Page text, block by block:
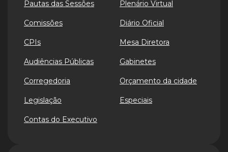
Pautas das Sessões
Comissões
CPIs
Audiências Públicas
Corregedoria
Legislação
Contas do Executivo
Plenário Virtual
Diário Oficial
Mesa Diretora
Gabinetes
Orçamento da cidade
Especiais